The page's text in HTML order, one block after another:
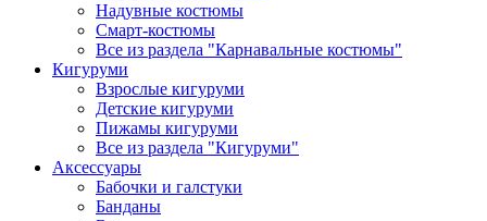
Надувные костюмы
Смарт-костюмы
Все из раздела "Карнавальные костюмы"
Кигуруми
Взрослые кигуруми
Детские кигуруми
Пижамы кигуруми
Все из раздела "Кигуруми"
Аксессуары
Бабочки и галстуки
Банданы